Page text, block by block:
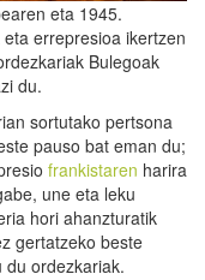
eta 1945.
errepresioa ikertzen
Bulegoak
du.
sortutako pertsona
pauso bat eman du;
frankistaren harira
une eta leku
hori ahanzturatik
gertatzeko beste
du ordezkariak.